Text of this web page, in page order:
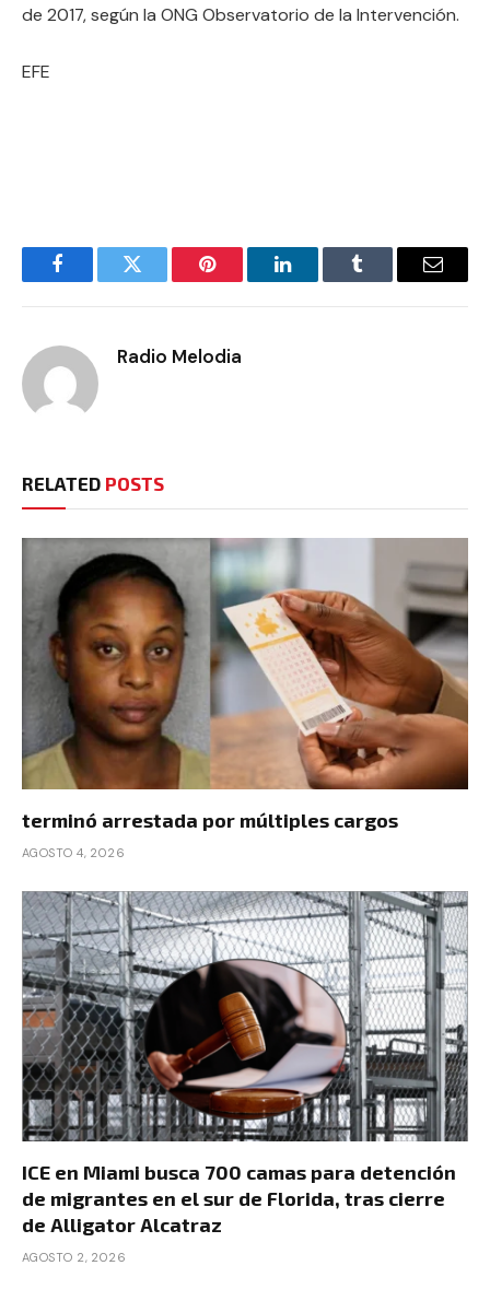
de 2017, según la ONG Observatorio de la Intervención.
EFE
FacebookTwitter Pinterest LinkedInTumblr Email
Radio Melodia
RELATED POSTS
terminó arrestada por múltiples cargos
AGOSTO 4, 2026
ICE en Miami busca 700 camas para detención
de migrantes en el sur de Florida, tras cierre
de Alligator Alcatraz
AGOSTO 2, 2026